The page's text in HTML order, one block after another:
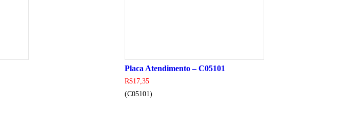
Placa Atendimento – C05101
R$17,35
(C05101)